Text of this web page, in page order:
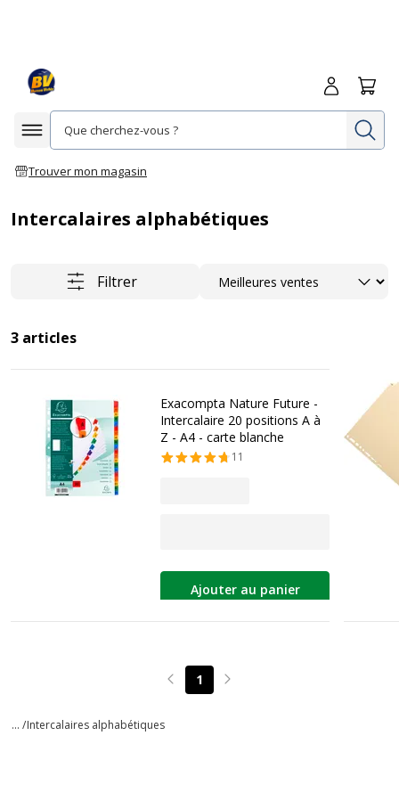
Afficher la navigation
Trouver mon magasin
Me
Intercalaires alphabétiques
Filtrer Trier
3 articles
Exacompta Nature Future -
Intercalaire 20 positions A à
Z - A4 - carte blanche
11
Ajouter au panier
Page précédente
1 Page suivante
... /Intercalaires alphabétiques